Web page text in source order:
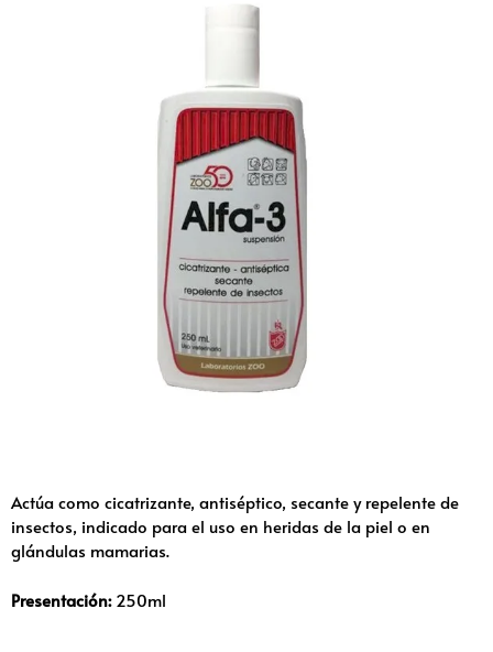
Actúa como cicatrizante, antiséptico, secante y repelente de
insectos, indicado para el uso en heridas de la piel o en
glándulas mamarias.
Presentación:250ml